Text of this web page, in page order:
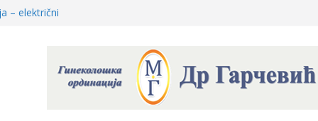
privatne
– električni
mira dočekao
može li